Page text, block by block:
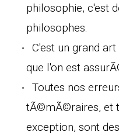
philosophie, c'est
philosophes.
C'est un grand
que l'on est
Toutes nos
tÃ©mÃ©raires, et
exception, sont